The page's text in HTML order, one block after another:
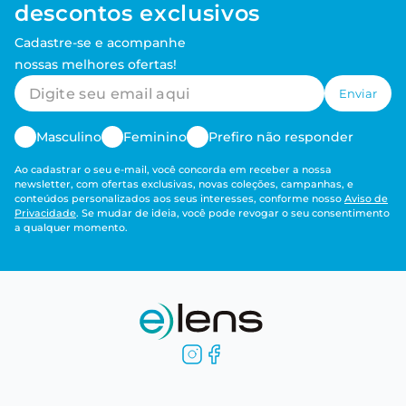
Avaliações
Este produto ainda não tem avaliações
Receba ofertas e
descontos exclusivos
Cadastre-se e acompanhe